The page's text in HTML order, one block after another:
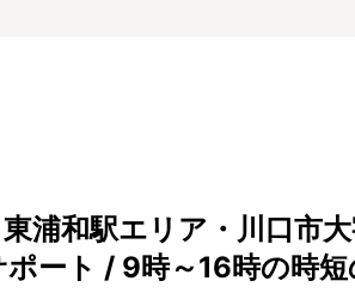
東浦和駅エリア・川口市
ート / 9時～16時の時
認定こども園
病院内保育所